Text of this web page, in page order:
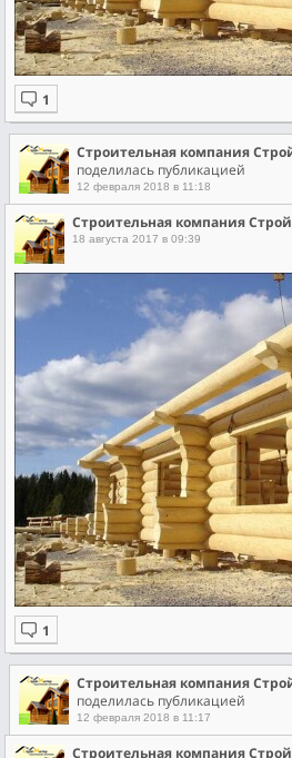
поделилась публикацией
12 февраля 2018 в 11:18
Строительная компания
18 августа 2017 в 09:39
поделилась публикацией
12 февраля 2018 в 11:17
Строительная компания